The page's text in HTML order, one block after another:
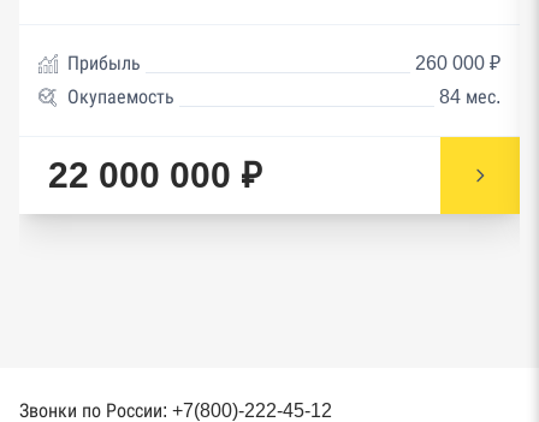
Прибыль
260 000 ₽
Окупаемость
84 мес.
22 000 000 ₽
Звонки по России: +7(800)-222-45-12